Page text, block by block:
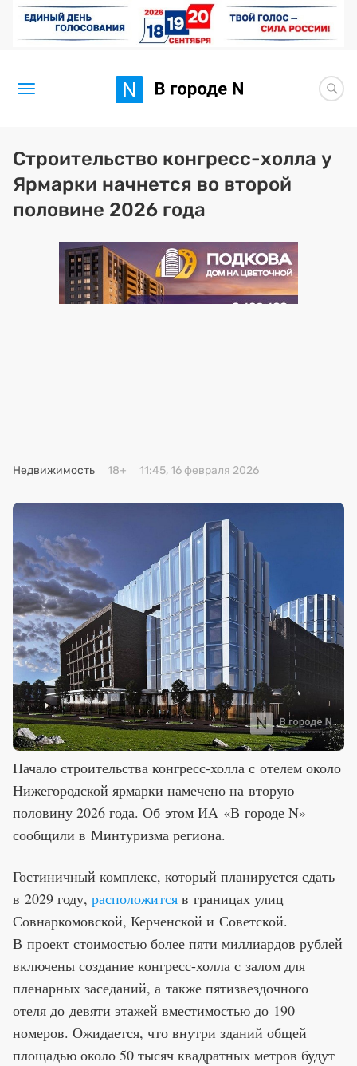
Новости
Статьи
Здоровье
BORЩ
Искусство исцелять
Строительство конгресс-холла у
Ярмарки начнется во второй
половине 2026 года
Недвижимость 18+ 11:45, 16 февраля 2026
Начало строительства конгресс-холла с отелем около
Нижегородской ярмарки намечено на вторую
половину 2026 года. Об этом ИА «В городе N»
сообщили в Минтуризма региона.
Гостиничный комплекс, который планируется сдать
в 2029 году, расположится в границах улиц
Совнаркомовской, Керченской и Советской.
В проект стоимостью более пяти миллиардов рублей
включены создание конгресс-холла с залом для
пленарных заседаний, а также пятизвездочного
отеля до девяти этажей вместимостью до 190
номеров. Ожидается, что внутри зданий общей
площадью около 50 тысяч квадратных метров будут